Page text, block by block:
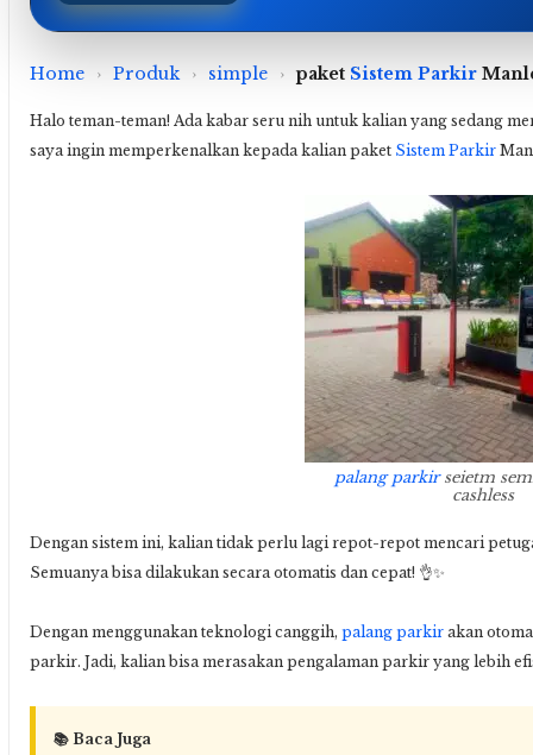
Home › Produk › simple › paket Sistem Parkir
Halo teman-teman! Ada kabar seru nih untuk kalian yang sedang
saya ingin memperkenalkan kepada kalian paket Sistem Parkir
palang parkirseietm
cashless
Dengan sistem ini, kalian tidak perlu lagi repot-repot mencari
Semuanya bisa dilakukan secara otomatis dan cepat! 👌✨
Dengan menggunakan teknologi canggih, palang parkir akan
parkir. Jadi, kalian bisa merasakan pengalaman parkir yang lebih
📚 Baca Juga